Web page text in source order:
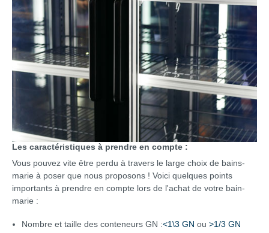
Les caractéristiques à prendre en compte :
Vous pouvez vite être perdu à travers le large choix de bains-
marie à poser que nous proposons ! Voici quelques points
importants à prendre en compte lors de l'achat de votre bain-
marie :
Nombre et taille des conteneurs GN :<1\3 GN ou >1/3 GN